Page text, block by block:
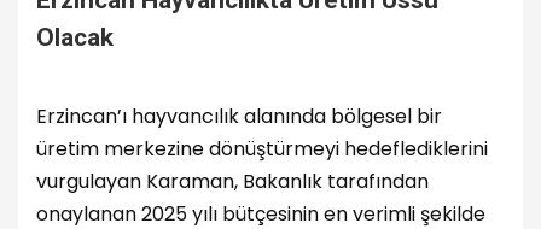
Olacak
Erzincan’ı hayvancılık alanında bölgesel bir
üretim merkezine dönüştürmeyi hedeflediklerini
vurgulayan Karaman, Bakanlık tarafından
onaylanan 2025 yılı bütçesinin en verimli şekilde